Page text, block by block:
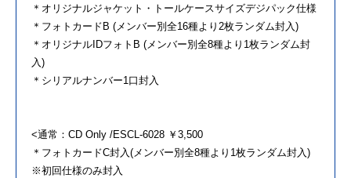
＊オリジナルジャケット・トールケースサイズデジパック仕様
＊フォトカードB (メンバー別全16種より2枚ランダム封入)
＊オリジナルIDフォトB (メンバー別全8種より1枚ランダム封
入)
＊シリアルナンバー1口封入
<通常：CD Only /ESCL-6028 ￥3,500
＊フォトカードC封入(メンバー別全8種より1枚ランダム封入)
※初回仕様のみ封入